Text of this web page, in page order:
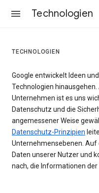
Technologien
TECHNOLOGIEN
Google entwickelt Ideen
Technologien
Unternehmen ist es uns
Datenschutz und die
angemessener Weise
Datenschutz-Prinzipien
Unternehmensebenen. Auf
Daten unserer Nutzer und
nach, die Informationen